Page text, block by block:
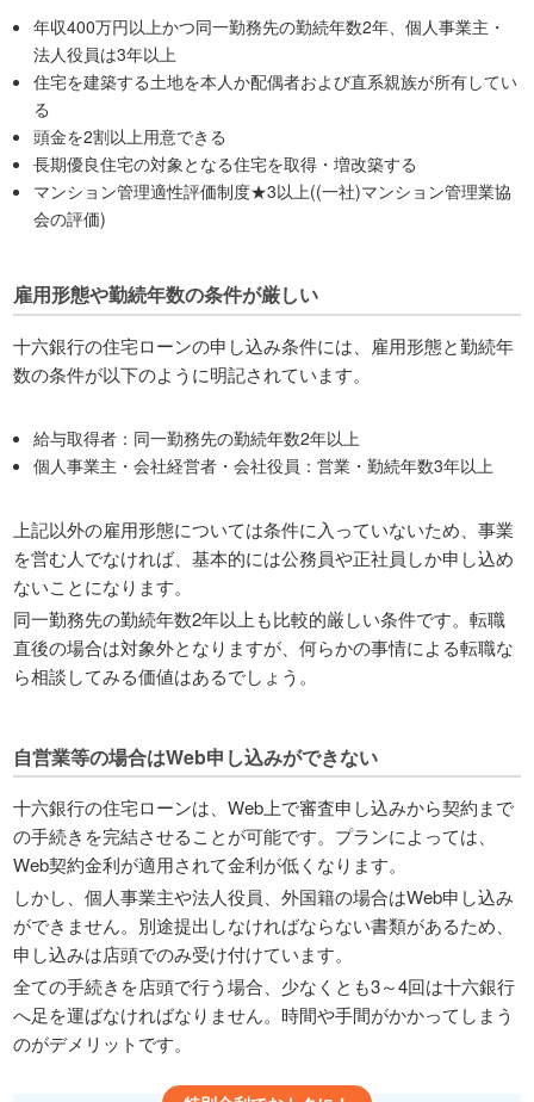
年収400万円以上かつ同一勤務先の勤続年数2年、個人事業主・
法人役員は3年以上
住宅を建築する土地を本人か配偶者および直系親族が所有してい
る
頭金を2割以上用意できる
長期優良住宅の対象となる住宅を取得・増改築する
マンション管理適性評価制度★3以上((一社)マンション管理業協
会の評価)
雇用形態や勤続年数の条件が厳しい
十六銀行の住宅ローンの申し込み条件には、雇用形態と勤続年
数の条件が以下のように明記されています。
給与取得者：同一勤務先の勤続年数2年以上
個人事業主・会社経営者・会社役員：営業・勤続年数3年以上
上記以外の雇用形態については条件に入っていないため、事業
を営む人でなければ、基本的には公務員や正社員しか申し込め
ないことになります。
同一勤務先の勤続年数2年以上も比較的厳しい条件です。転職
直後の場合は対象外となりますが、何らかの事情による転職な
ら相談してみる価値はあるでしょう。
自営業等の場合はWeb申し込みができない
十六銀行の住宅ローンは、Web上で審査申し込みから契約まで
の手続きを完結させることが可能です。プランによっては、
Web契約金利が適用されて金利が低くなります。
しかし、個人事業主や法人役員、外国籍の場合はWeb申し込み
ができません。別途提出しなければならない書類があるため、
申し込みは店頭でのみ受け付けています。
全ての手続きを店頭で行う場合、少なくとも3～4回は十六銀行
へ足を運ばなければなりません。時間や手間がかかってしまう
のがデメリットです。